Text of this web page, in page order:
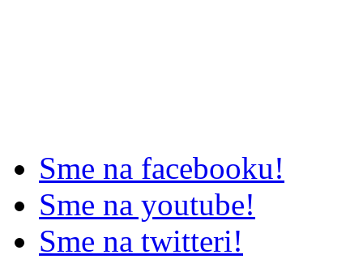
Sme na facebooku!
Sme na youtube!
Sme na twitteri!